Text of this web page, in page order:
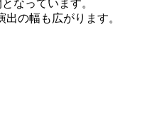
なっています。
の幅も広がります。